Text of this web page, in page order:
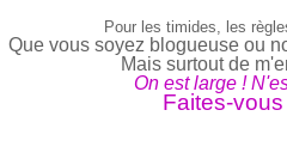
Pour les timides, les
Que vous soyez blogueuse ou
Mais surtout de
On est large !
Faites-